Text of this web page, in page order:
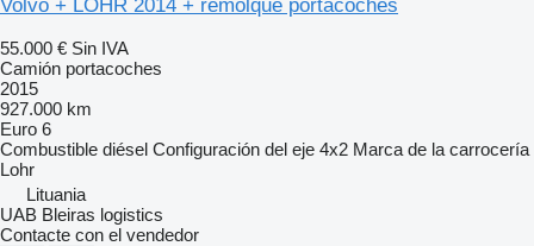
Volvo + LOHR 2014 + remolque portacoches
55.000 € Sin IVA
Camión portacoches
2015
927.000 km
Euro 6
Combustible diésel Configuración del eje 4x2 Marca de la carrocería
Lohr
Lituania
UAB Bleiras logistics
Contacte con el vendedor